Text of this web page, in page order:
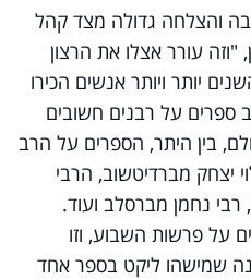
והצלחה גדולה מצד קהל
"וזה עורר אצלו את הרצון
יותר ויותר אנשים הכירו
ספרים על רבנים חשובים
בין היתר, הספרים על הרב
יצחק מברדיטשוב, הרבי
רבי נחמן מברסלב ועוד.
על פרשות השבוע, וזו
שמישהו ליקט בספר אחד